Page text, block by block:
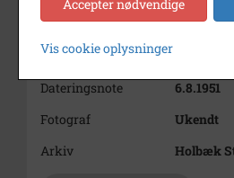
Bemærkning
se B3251
Årstal
Dateringsnote
6.8.1951
Fotograf
Ukendt
Arkiv
Holbæk
Accepter nødvendige
Vis cookie oplysninger